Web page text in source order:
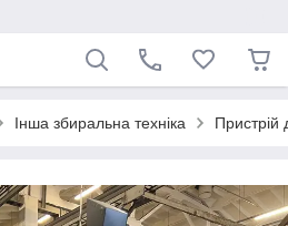
Інша збиральна техніка Пристрій